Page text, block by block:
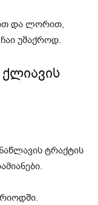
და ლორით,
უშაქროდ.
ქლიავის
ტრაქტის